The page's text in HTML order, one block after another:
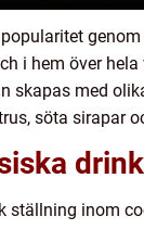
i hem över
med
söta sirapar
inom